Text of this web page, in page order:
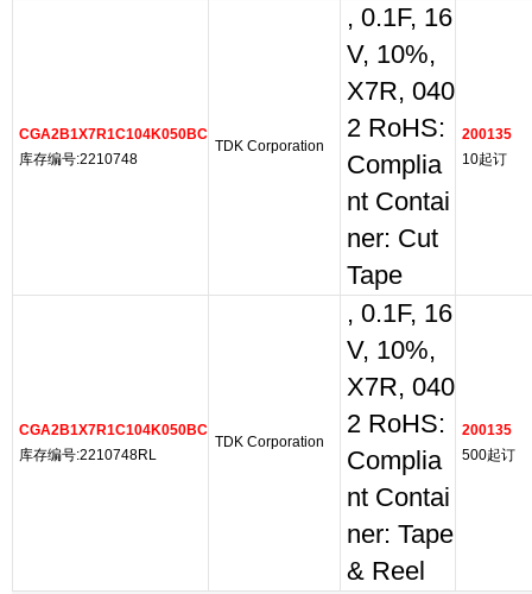
CGA2B1X7R1C104K050BC
库存编号:2210748
TDK Corporation
, 0.1F, 16
V, 10%,
X7R, 040
2 RoHS:
Complia
nt Contai
ner: Cut
Tape
200135
10起订
CGA2B1X7R1C104K050BC
库存编号:2210748RL
TDK Corporation
, 0.1F, 16
V, 10%,
X7R, 040
2 RoHS:
Complia
nt Contai
ner: Tape
& Reel
200135
500起订